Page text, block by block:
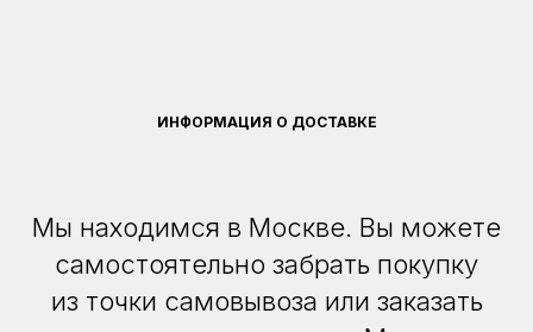
ИНФОРМАЦИЯ О ДОСТАВКЕ
Мы находимся в Москве. Вы можете
самостоятельно забрать покупку
из точки самовывоза или заказать